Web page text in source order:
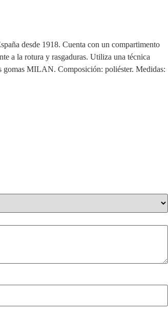
desde 1918. Cuenta con un compartimento
a la rotura y rasgaduras. Utiliza una técnica
gomas MILAN. Composición: poliéster. Medidas: